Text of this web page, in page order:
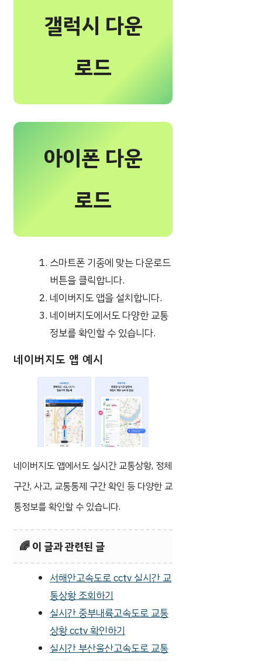
갤럭시 다운
로드
아이폰 다운
로드
스마트폰 기종에 맞는 다운로드
버튼을 클릭합니다.
네이버지도 앱을 설치합니다.
네이버지도에서도 다양한 교통
정보를 확인할 수 있습니다.
네이버지도 앱 예시
네이버지도 앱에서도 실시간 교통상황, 정체
구간, 사고, 교통통제 구간 확인 등 다양한 교
통정보를 확인할 수 있습니다.
🌈 이 글과 관련된 글
서해안고속도로 cctv 실시간 교
통상황 조회하기
실시간 중부내륙고속도로 교통
상황 cctv 확인하기
실시간 부산울산고속도로 교통